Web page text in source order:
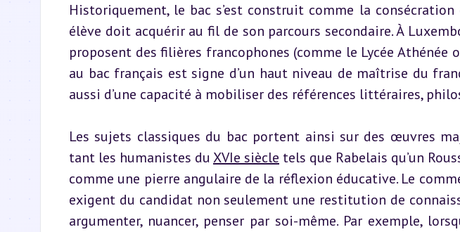
Historiquement, le bac s’est construit comme la consécration
élève doit acquérir au fil de son parcours secondaire. À
proposent des filières francophones (comme le Lycée Athénée
au bac français est signe d’un haut niveau de maîtrise du
aussi d’une capacité à mobiliser des références littéraires,
Les sujets classiques du bac portent ainsi sur des œuvres
tant les humanistes du XVIe siècle tels que Rabelais qu’un
comme une pierre angulaire de la réflexion éducative. Le
exigent du candidat non seulement une restitution de
argumenter, nuancer, penser par soi-même. Par exemple,